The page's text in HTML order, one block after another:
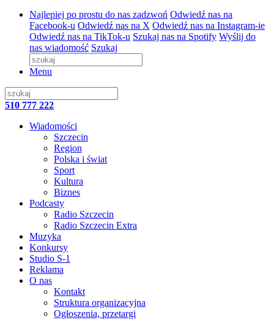
Najlepiej po prostu do nas zadzwoń Odwiedź nas na
Facebook-u Odwiedź nas na X Odwiedź nas na Instagram-ie
Odwiedź nas na TikTok-u Szukaj nas na Spotify Wyślij do
nas wiadomość Szukaj
Menu
510 777 222
Wiadomości
Szczecin
Region
Polska i świat
Sport
Kultura
Biznes
Podcasty
Radio Szczecin
Radio Szczecin Extra
Muzyka
Konkursy
Studio S-1
Reklama
O nas
Kontakt
Struktura organizacyjna
Ogłoszenia, przetargi